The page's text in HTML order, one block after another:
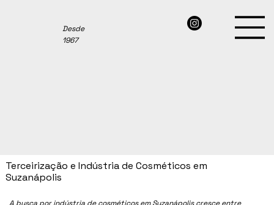
Desde
1967
Terceirização e Indústria de Cosméticos em
Suzanápolis